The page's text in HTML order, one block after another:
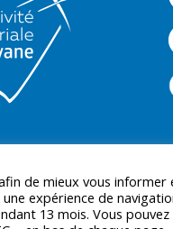
de mieux vous
expérience de
13 mois. Vous